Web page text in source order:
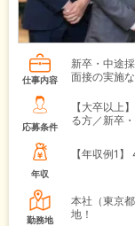
仕事内容
新卒・中途
面接の実施
応募条件
【大卒以上
る方／新卒
年収
【年収例1】
勤務地
本社（東京
地！